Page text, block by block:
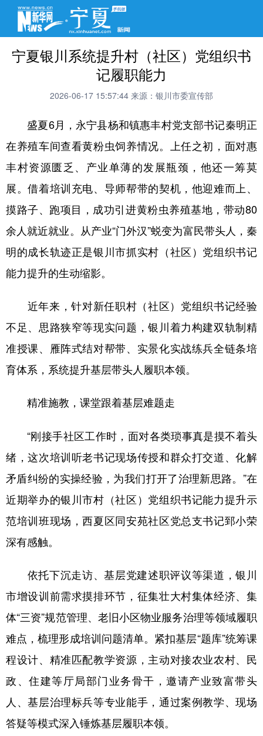
宁夏银川系统提升村（社区）党组织书
记履职能力
2026-06-17 15:57:44 来源：银川市委宣传部
盛夏6月，永宁县杨和镇惠丰村党支部书记秦明正
在养殖车间查看黄粉虫饲养情况。上任之初，面对惠
丰村资源匮乏、产业单薄的发展瓶颈，他还一筹莫
展。借着培训充电、导师帮带的契机，他迎难而上、
摸路子、跑项目，成功引进黄粉虫养殖基地，带动80
余人就近就业。从产业“门外汉”蜕变为富民带头人，秦
明的成长轨迹正是银川市抓实村（社区）党组织书记
能力提升的生动缩影。
近年来，针对新任职村（社区）党组织书记经验
不足、思路狭窄等现实问题，银川着力构建双轨制精
准授课、雁阵式结对帮带、实景化实战练兵全链条培
育体系，系统提升基层带头人履职本领。
精准施教，课堂跟着基层难题走
“刚接手社区工作时，面对各类琐事真是摸不着头
绪，这次培训听老书记现场传授和群众打交道、化解
矛盾纠纷的实操经验，为我们打开了治理新思路。”在
近期举办的银川市村（社区）党组织书记能力提升示
范培训班现场，西夏区同安苑社区党总支书记郅小荣
深有感触。
依托下沉走访、基层党建述职评议等渠道，银川
市增设训前需求摸排环节，征集壮大村集体经济、集
体“三资”规范管理、老旧小区物业服务治理等领域履职
难点，梳理形成培训问题清单。紧扣基层“题库”统筹课
程设计、精准匹配教学资源，主动对接农业农村、民
政、住建等厅局部门业务骨干，邀请产业致富带头
人、基层治理标兵等专业能手，通过案例教学、现场
答疑等模式深入锤炼基层履职本领。